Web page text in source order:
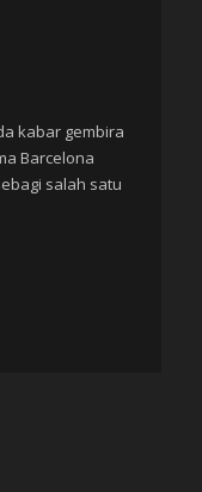
kabar gembira
Barcelona
salah satu